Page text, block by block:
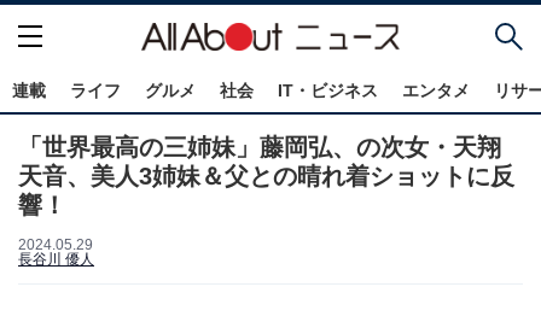
連載 ライフ グルメ 社会 IT・ビジネス エンタメ リサ
「世界最高の三姉妹」藤岡弘、の次女・天翔
天音、美人3姉妹＆父との晴れ着ショットに反
響！
2024.05.29
長谷川 優人